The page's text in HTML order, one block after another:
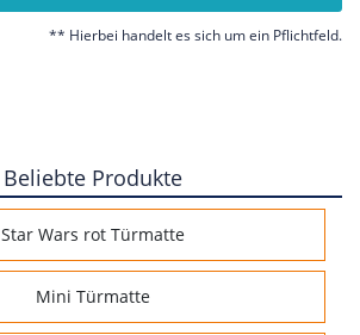
** Hierbei handelt es sich um ein Pflichtfeld.
Beliebte Produkte
Star Wars rot Türmatte
Mini Türmatte